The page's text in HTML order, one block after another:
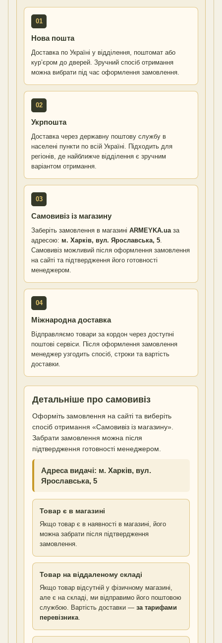
01
Нова пошта
Доставка по Україні у відділення, поштомат або
кур’єром до дверей. Зручний спосіб отримання
можна вибрати під час оформлення замовлення.
02
Укрпошта
Доставка через державну поштову службу в
населені пункти по всій Україні. Підходить для
регіонів, де найближче відділення є зручним
варіантом отримання.
03
Самовивіз із магазину
Заберіть замовлення в магазині ARMEYKA.ua за
адресою: м. Харків, вул. Ярославська, 5
Самовивіз можливий після оформлення замовлення
на сайті та підтвердження його готовності
менеджером.
04
Міжнародна доставка
Відправляємо товари за кордон через доступні
поштові сервіси. Після оформлення замовлення
менеджер узгодить спосіб, строки та вартість
доставки.
Детальніше про самовивіз
Оформіть замовлення на сайті та виберіть
спосіб отримання «Самовивіз із магазину».
Забрати замовлення можна після
підтвердження готовності менеджером.
Адреса видачі: м. Харків, вул.
Ярославська, 5
Товар є в магазині
Якщо товар є в наявності в магазині, його
можна забрати після підтвердження
замовлення.
Товар на віддаленому складі
Якщо товар відсутній у фізичному магазині,
але є на складі, ми відправимо його поштовою
службою. Вартість доставки — за тарифами
перевізника